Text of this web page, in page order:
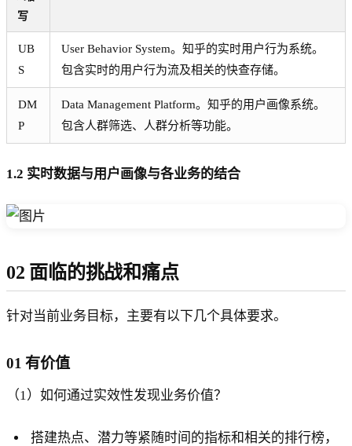
写
UB
S
User Behavior System。知乎的实时用户行为系统。
包含实时的用户行为流及相关的快查存储。
DM
P
Data Management Platform。知乎的用户画像系统。
包含人群筛选、人群分析等功能。
1.2 实时数据与用户画像与各业务的结合
02 面临的挑战和痛点
针对当前业务目标，主要有以下几个具体要求。
01 有价值
（1）如何通过实效性发现业务价值？
搭建热点、潜力等紧随时间的指标和相关的排行榜，